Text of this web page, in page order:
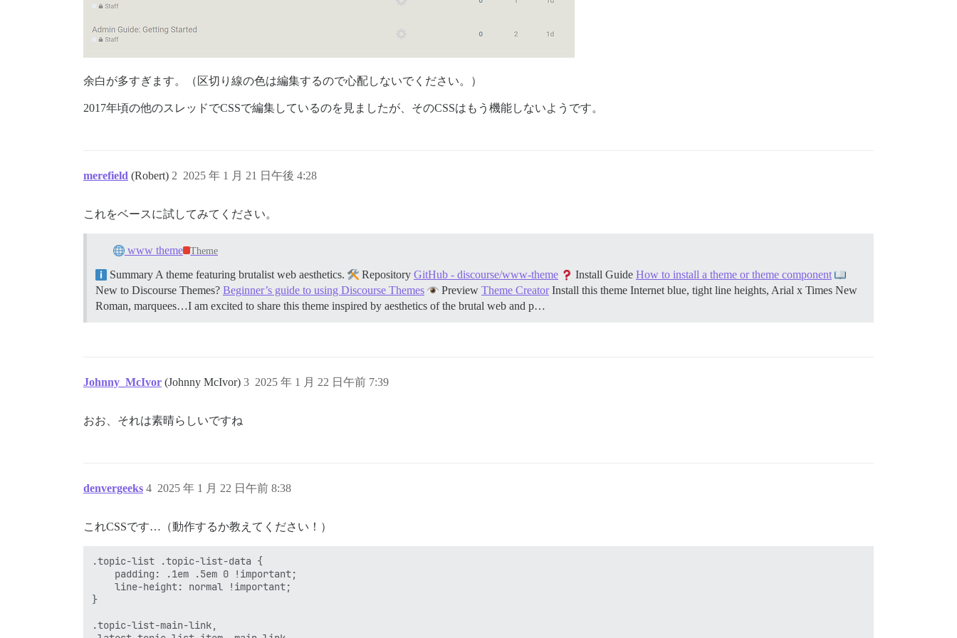
余白が多すぎます。（区切り線の色は編集するので心配しないでください。）
2017年頃の他のスレッドでCSSで編集しているのを見ましたが、そのCSSはもう機能しないようです。
merefield (Robert) 2025 年 1 月 21 日午後 4:28
2
これをベースに試してみてください。
www theme Theme
Summary A theme featuring brutalist web aesthetics. Repository GitHub - discourse/www-theme Install Guide How to install a theme or theme component
New to Discourse Themes? Beginner’s guide to using Discourse Themes Preview Theme CreatorInstall this theme Internet blue, tight line heights, Arial x Times New
Roman, marquees…I am excited to share this theme inspired by aesthetics of the brutal web and p…
Johnny_McIvor (Johnny McIvor) 2025 年 1 月 22 日午前 7:39
3
おお、それは素晴らしいですね
denvergeeks 2025 年 1 月 22 日午前 8:38
4
これCSSです…（動作するか教えてください！）
.topic-list .topic-list-data {
    padding: .1em .5em 0 !important;
    line-height: normal !important;
}
.topic-list-main-link,